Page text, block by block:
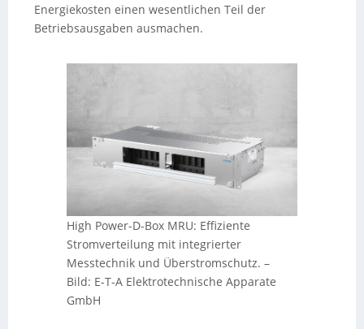
Energiekosten einen wesentlichen Teil der
Betriebsausgaben ausmachen.
High Power-D-Box MRU: Effiziente
Stromverteilung mit integrierter
Messtechnik und Überstromschutz.–
Bild: E-T-A Elektrotechnische Apparate
GmbH